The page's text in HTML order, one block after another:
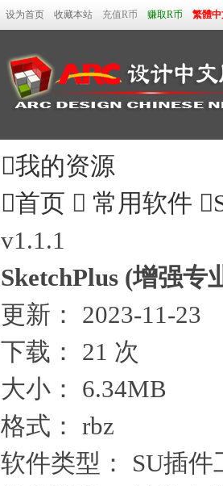
设为首页 收藏本站 充值R币 赚取R币 繁體中
我的资源
首页  常用软件 
v1.1.1
SketchPlus (增强专
更新：
2023-11-23
下载：
21 次
大小：
6.34MB
格式：
rbz
软件类型：
SU插件